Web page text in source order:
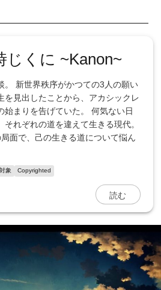
じくに ~Kanon~
。 新世界秩序がかつての3人の願い
を見出したことから、アカシックレ
始まりを告げていた。 何気ない日
れぞれの道を違えて生きる現代。
面で、己の生きる道について悩ん
象 Copyrighted
読む